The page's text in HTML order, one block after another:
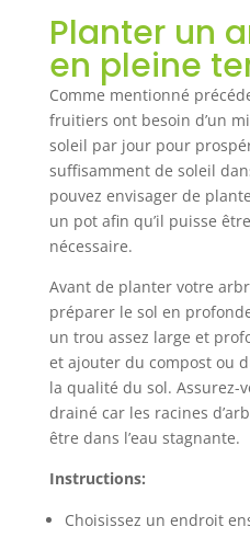
Planter un
en pleine
Comme mentionné
fruitiers ont besoin d’un
soleil par jour pour
suffisamment de soleil
pouvez envisager de
un pot afin qu’il puisse
nécessaire.
Avant de planter votre
préparer le sol en
un trou assez large et
et ajouter du compost ou
la qualité du sol. Assurez-
drainé car les racines
être dans l’eau stagnante.
Instructions:
Choisissez un endroit